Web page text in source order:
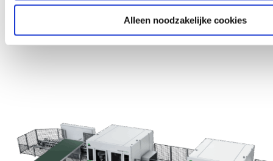
Alleen noodzakelijke cookies